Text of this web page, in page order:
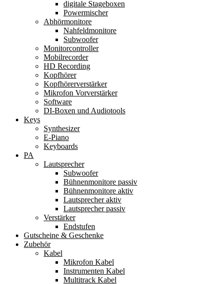
digitale Stageboxen
Powermischer
Abhörmonitore
Nahfeldmonitore
Subwoofer
Monitorcontroller
Mobilrecorder
HD Recording
Kopfhörer
Kopfhörerverstärker
Mikrofon Vorverstärker
Software
DI-Boxen und Audiotools
Keys
Synthesizer
E-Piano
Keyboards
PA
Lautsprecher
Subwoofer
Bühnenmonitore passiv
Bühnenmonitore aktiv
Lautsprecher aktiv
Lautsprecher passiv
Verstärker
Endstufen
Gutscheine & Geschenke
Zubehör
Kabel
Mikrofon Kabel
Instrumenten Kabel
Multitrack Kabel